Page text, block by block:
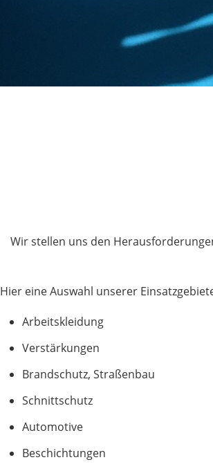
Wir stellen uns den
Hier eine Auswahl unserer
Arbeitskleidung
Verstärkungen
Brandschutz, Straßenbau
Schnittschutz
Automotive
Beschichtungen